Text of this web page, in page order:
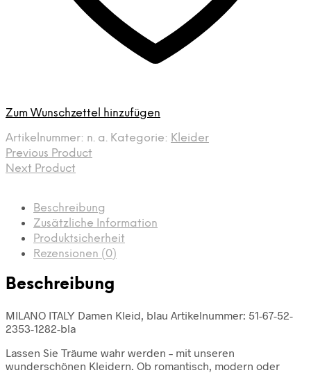
Zum Wunschzettel hinzufügen
Artikelnummer: n. a. Kategorie: Kleider
Previous Product
Next Product
Beschreibung
Zusätzliche Information
Produktsicherheit
Rezensionen (0)
Beschreibung
MILANO ITALY Damen Kleid, blau Artikelnummer: 51-67-52-
2353-1282-bla
Lassen Sie Träume wahr werden – mit unseren
wunderschönen Kleidern. Ob romantisch, modern oder